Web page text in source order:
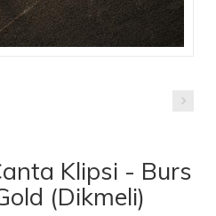
Klipsi - Burs
(Dikmeli)